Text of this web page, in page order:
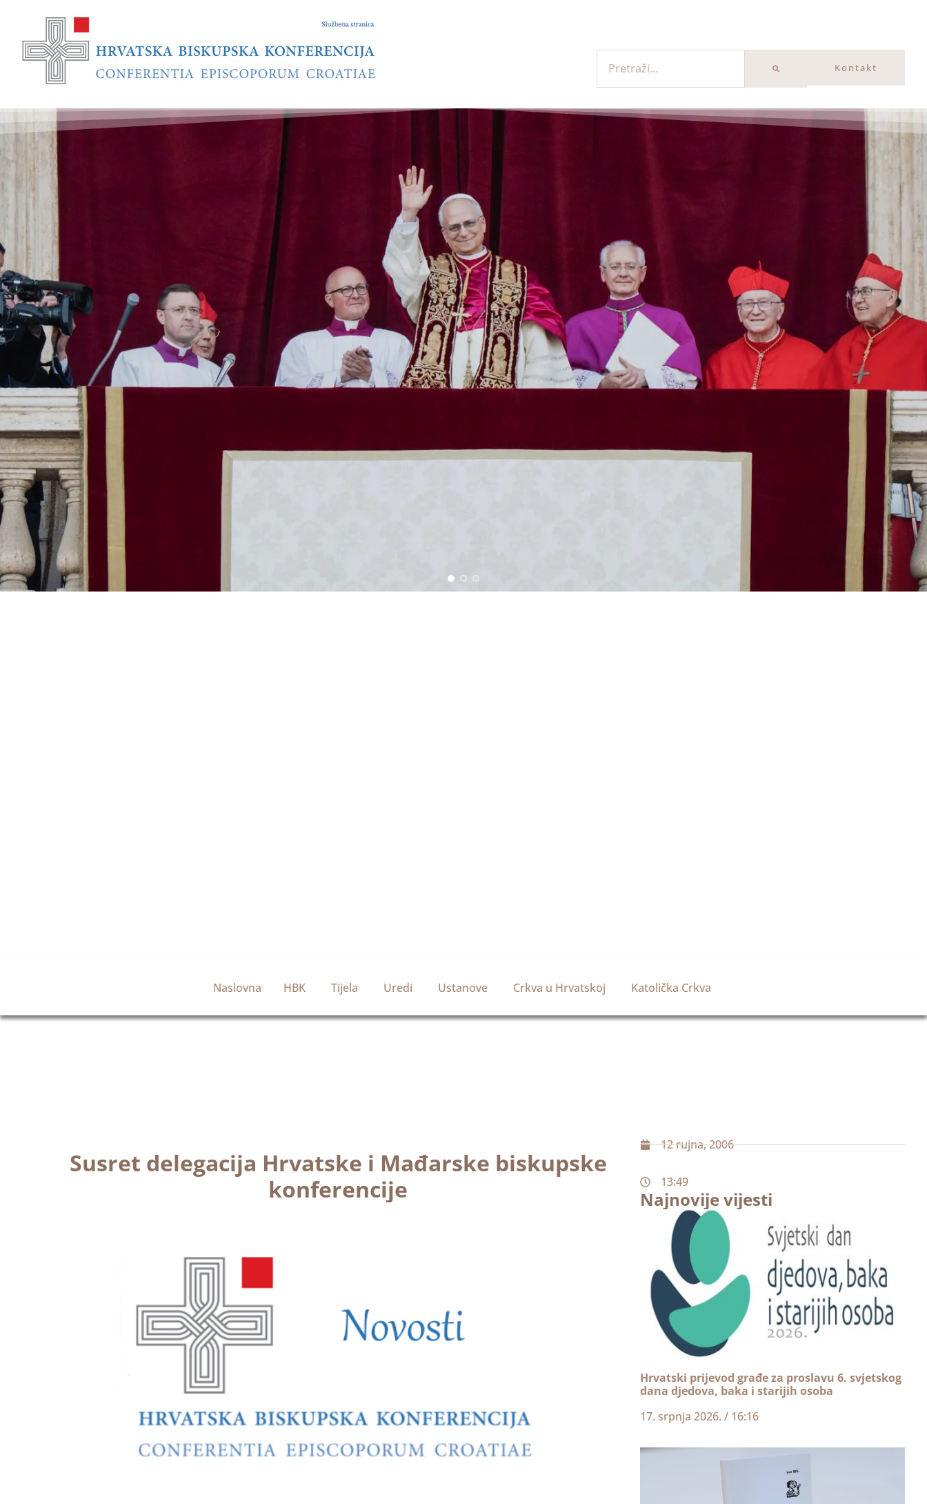
Kontakt
Naslovna HBK Tijela Uredi Ustanove Crkva u Hrvatskoj Katolička Crkva
Susret delegacija Hrvatske i Mađarske biskupske
konferencije
12 rujna, 2006
13:49
Najnovije vijesti
Hrvatski prijevod građe za proslavu 6. svjetskog
dana djedova, baka i starijih osoba
17. srpnja 2026.
16:16